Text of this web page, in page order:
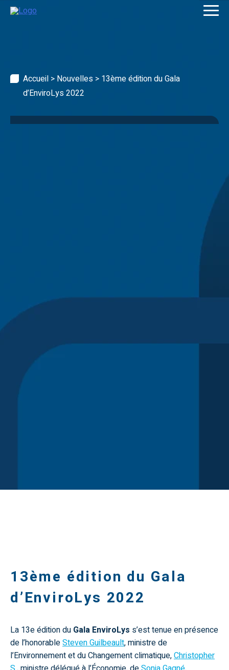
Skip
Accueil > Nouvelles > 13ème édition du Gala
d’EnviroLys 2022
13ème édition du Gala
d’EnviroLys 2022
La 13e édition du Gala EnviroLys s’est tenue en présence
de l’honorableSteven Guilbeault, ministre de
l’Environnement et du Changement climatique,Christopher